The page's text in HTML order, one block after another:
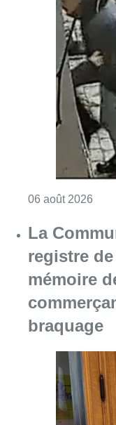
06 août 2026
La
registre
mémoire
braquage